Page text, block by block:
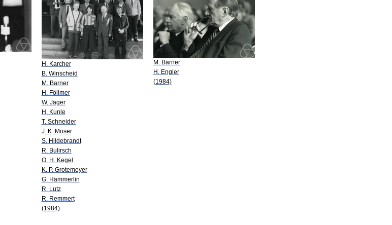
H. Karcher
B. Winscheid
M. Barner
H. Föllmer
W. Jäger
H. Kunle
T. Schneider
J. K. Moser
S. Hildebrandt
R. Bulirsch
O. H. Kegel
K. P. Grotemeyer
G. Hämmerlin
R. Lutz
R. Remmert
(1984)
M. Barner
H. Engler
(1984)